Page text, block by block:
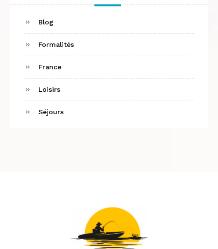
Blog
Formalités
France
Loisirs
Séjours